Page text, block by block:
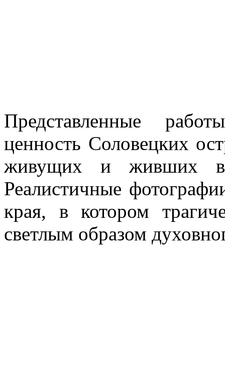
Представленные
ценность Соловецких
живущих и живших в
Реалистичные
края, в котором
светлым образом